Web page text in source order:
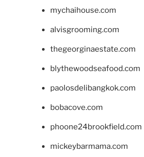
mychaihouse.com
alvisgrooming.com
thegeorginaestate.com
blythewoodseafood.com
paolosdelibangkok.com
bobacove.com
phoone24brookfield.com
mickeybarmama.com